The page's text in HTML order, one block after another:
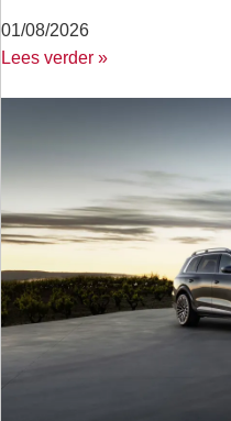
01/08/2026
Lees verder »